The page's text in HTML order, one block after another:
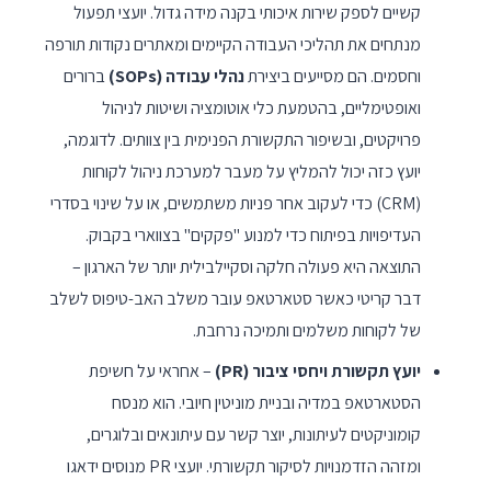
קשיים לספק שירות איכותי בקנה מידה גדול. יועצי תפעול
מנתחים את תהליכי העבודה הקיימים ומאתרים נקודות תורפה
וחסמים. הם מסייעים ביצירתנהלי עבודה (SOPs)
ברורים
ואופטימליים, בהטמעת כלי אוטומציה ושיטות לניהול
פרויקטים, ובשיפור התקשורת הפנימית בין צוותים. לדוגמה,
יועץ כזה יכול להמליץ על מעבר למערכת ניהול לקוחות
(CRM) כדי לעקוב אחר פניות משתמשים, או על שינוי בסדרי
העדיפויות בפיתוח כדי למנוע "פקקים" בצווארי בקבוק.
התוצאה היא פעולה חלקה וסקיילבילית יותר של הארגון –
דבר קריטי כאשר סטארטאפ עובר משלב האב-טיפוס לשלב
של לקוחות משלמים ותמיכה נרחבת.
יועץ תקשורת ויחסי ציבור (PR)
– אחראי על חשיפת
הסטארטאפ במדיה ובניית מוניטין חיובי. הוא מנסח
קומוניקטים לעיתונות, יוצר קשר עם עיתונאים ובלוגרים,
ומזהה הזדמנויות לסיקור תקשורתי. יועצי PR מנוסים ידאגו